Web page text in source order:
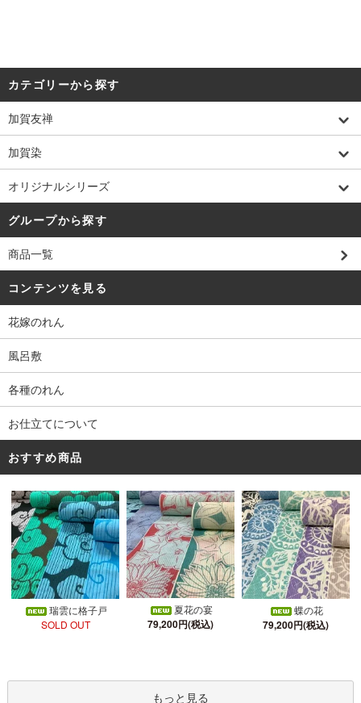
カテゴリーから探す
加賀友禅
加賀染
オリジナルシリーズ
グループから探す
商品一覧
コンテンツを見る
花嫁のれん
風呂敷
各種のれん
お仕立てについて
おすすめ商品
瑞雲に格子戸
SOLD OUT
夏花の宴
79,200円(税込)
蝶の花
79,200円(税込)
もっと見る